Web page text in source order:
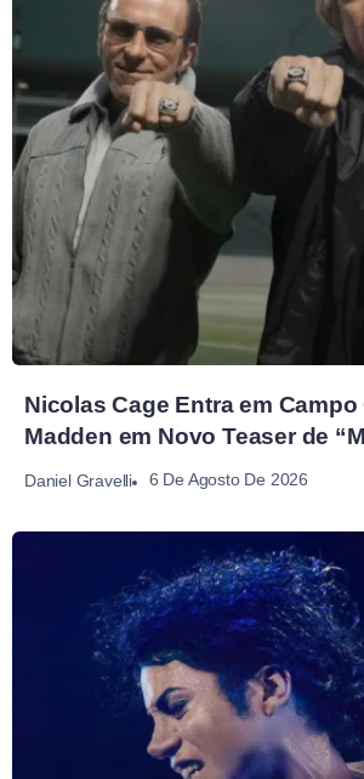
Nicolas Cage Entra em
Madden em Novo Teaser de
Daniel Gravelli 6 De Agosto De 2026